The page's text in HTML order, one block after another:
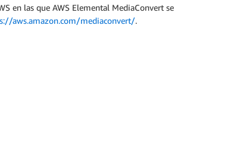
en las que AWS Elemental MediaConvert se
aws.amazon.com/mediaconvert/.